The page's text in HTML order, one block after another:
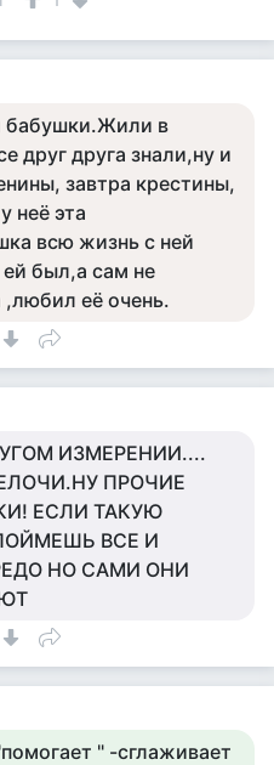
бабушки.Жили в
друг друга знали,ну и
завтра крестины,
неё эта
всю жизнь с ней
был,а сам не
её очень.
ИЗМЕРЕНИИ....
ПРОЧИЕ
ЕСЛИ ТАКУЮ
ВСЕ И
НО САМИ ОНИ
" -сглаживает